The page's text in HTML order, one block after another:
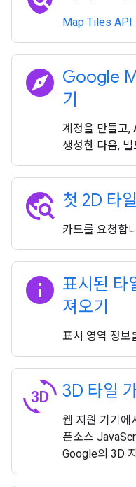
Map Tiles API
explore Google
기
계정을 만들고,
생성한 다음,
travel_explore 첫 2D 타
카드를 요청합
info 표시된 타
져오기
표시 영역 정보
3d_rotation 3D 타일
웹 지원 기기에
픈소스
Google의 3D